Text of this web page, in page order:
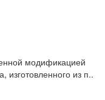
модификацией
изготовленного из п..